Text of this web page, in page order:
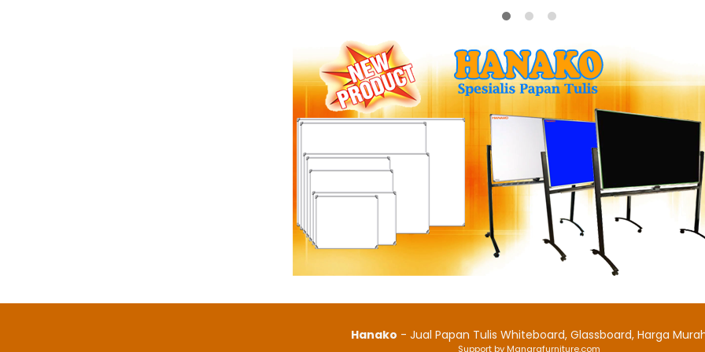
Hanako - Jual Papan Tulis Whiteboard, Glassboard, Harga
Support by Manarafurniture.com